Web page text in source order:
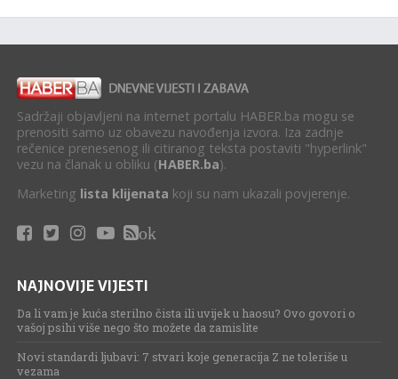
Sadržaji objavljeni na internet portalu HABER.ba mogu se
prenositi samo uz obavezu navođenja izvora. Iza zadnje
rečenice prenesenog ili citiranog teksta postaviti "hyperlink"
vezu na članak u obliku (HABER.ba).
Marketing lista klijenata koji su nam ukazali povjerenje.
ok
NAJNOVIJE VIJESTI
Da li vam je kuća sterilno čista ili uvijek u haosu? Ovo govori o
vašoj psihi više nego što možete da zamislite
Novi standardi ljubavi: 7 stvari koje generacija Z ne toleriše u
vezama